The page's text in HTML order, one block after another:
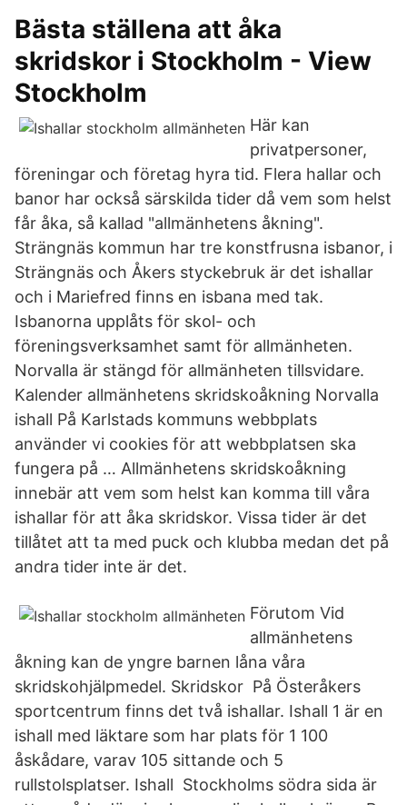
Bästa ställena att åka
skridskor i Stockholm - View
Stockholm
Här kan
privatpersoner,
föreningar och företag hyra tid. Flera hallar och
banor har också särskilda tider då vem som helst
får åka, så kallad "allmänhetens åkning".
Strängnäs kommun har tre konstfrusna isbanor, i
Strängnäs och Åkers styckebruk är det ishallar
och i Mariefred finns en isbana med tak.
Isbanorna upplåts för skol- och
föreningsverksamhet samt för allmänheten.
Norvalla är stängd för allmänheten tillsvidare.
Kalender allmänhetens skridskoåkning Norvalla
ishall På Karlstads kommuns webbplats
använder vi cookies för att webbplatsen ska
fungera på … Allmänhetens skridskoåkning
innebär att vem som helst kan komma till våra
ishallar för att åka skridskor. Vissa tider är det
tillåtet att ta med puck och klubba medan det på
andra tider inte är det.
Förutom Vid
allmänhetens
åkning kan de yngre barnen låna våra
skridskohjälpmedel. Skridskor På Österåkers
sportcentrum finns det två ishallar. Ishall 1 är en
ishall med läktare som har plats för 1 100
åskådare, varav 105 sittande och 5
rullstolsplatser. Ishall Stockholms södra sida är